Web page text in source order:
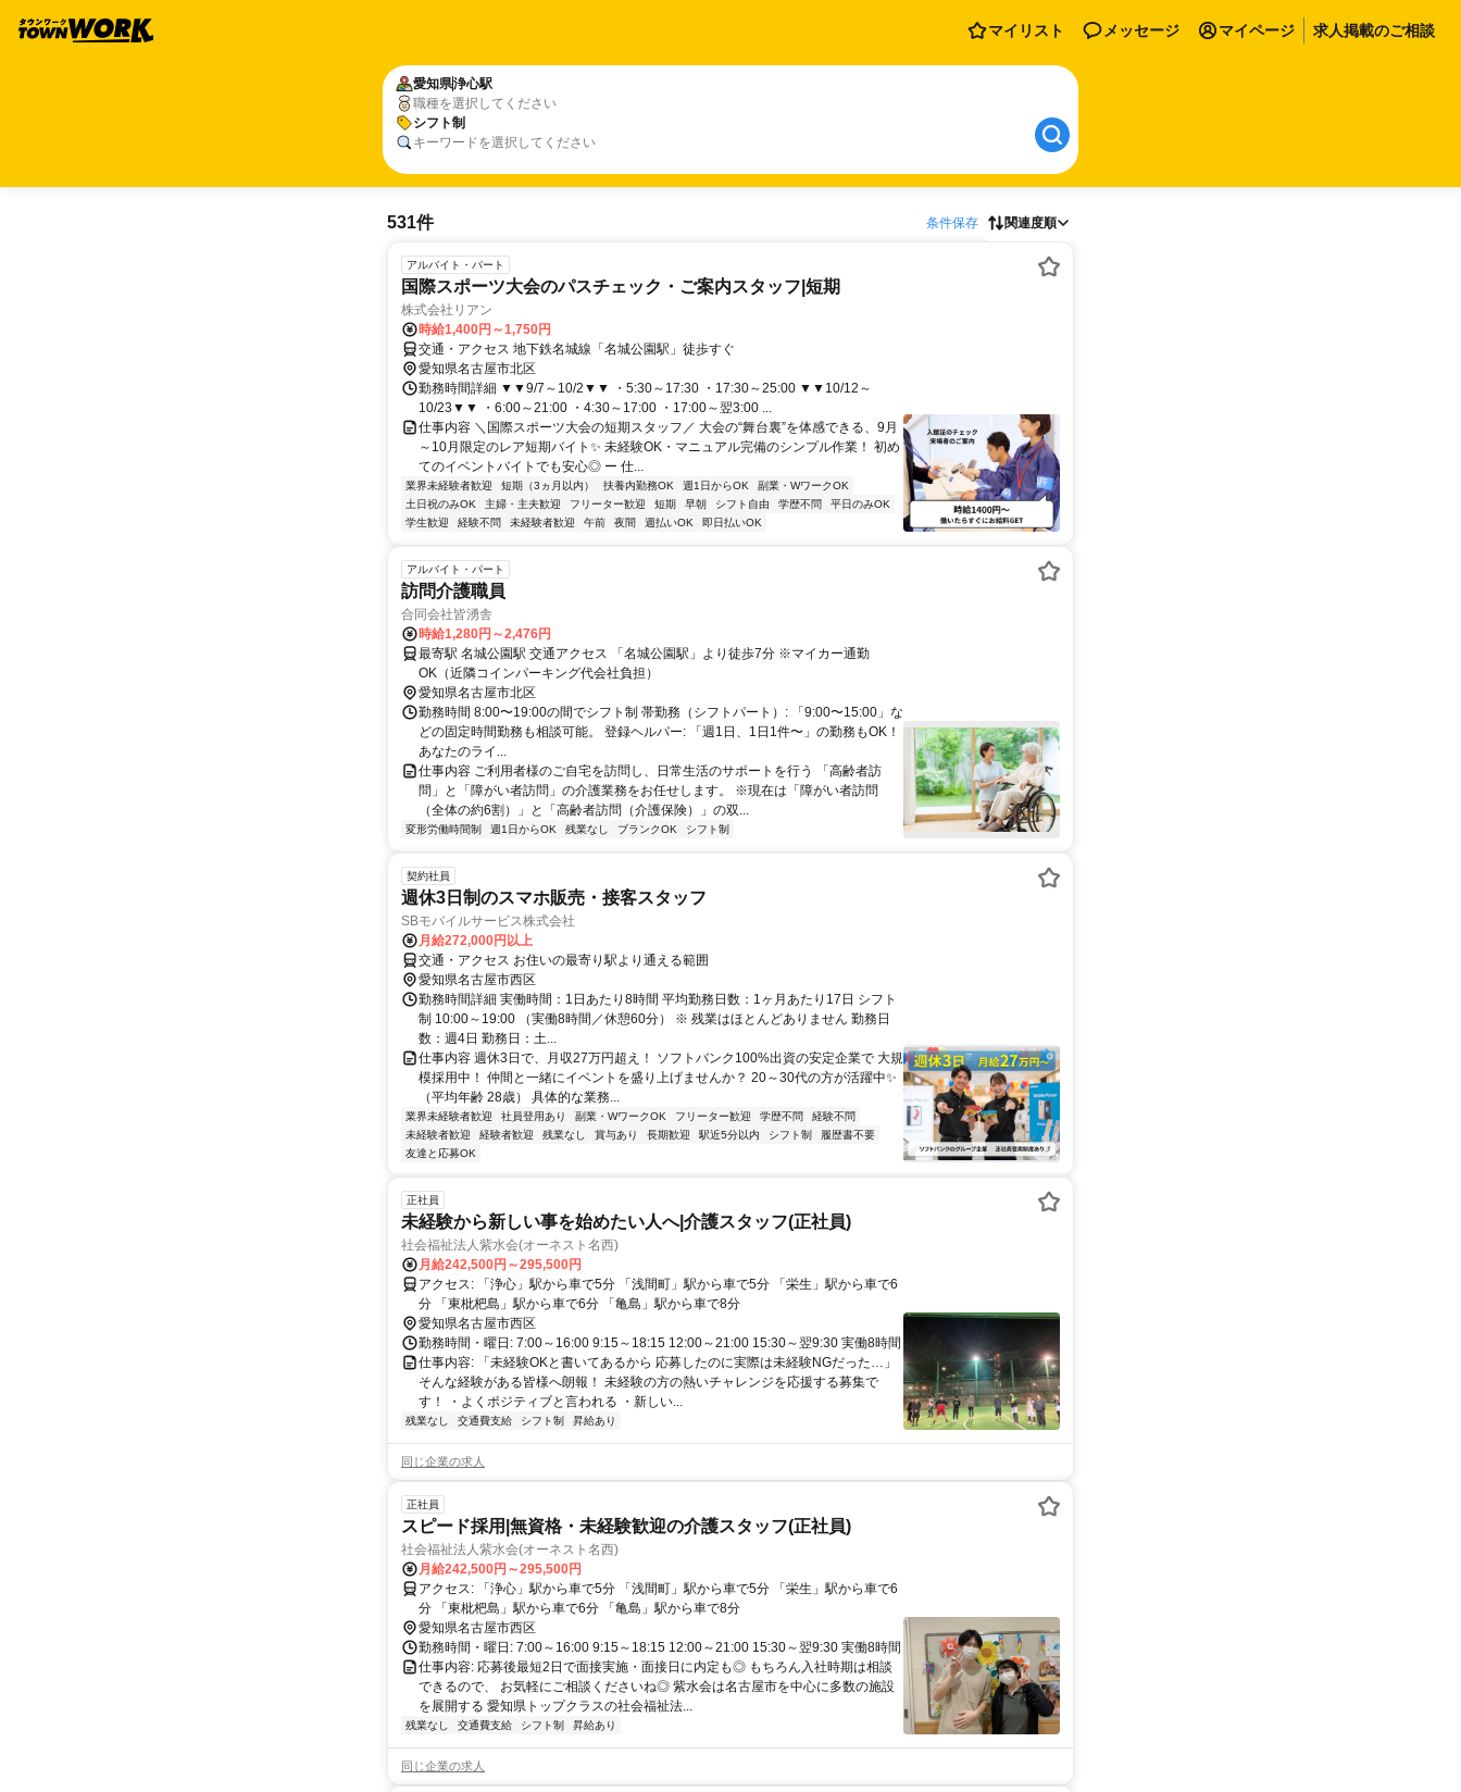
マイリスト メッセージ マイページ 求人掲載のご相談
愛知県浄心駅
職種を選択してください
シフト制
キーワードを選択してください
531件 条件保存 関連度順
アルバイト・パート
国際スポーツ大会のパスチェック・ご案内スタッフ|短期
株式会社リアン
時給1,400円～1,750円
交通・アクセス 地下鉄名城線「名城公園駅」徒歩すぐ
愛知県名古屋市北区
勤務時間詳細 ▼▼9/7～10/2▼▼ ・5:30～17:30 ・17:30～25:00 ▼▼10/12～
10/23▼▼ ・6:00～21:00 ・4:30～17:00 ・17:00～翌3:00 ...
仕事内容 ＼国際スポーツ大会の短期スタッフ／ 大会の“舞台裏”を体感できる、9月
～10月限定のレア短期バイト✨ 未経験OK・マニュアル完備のシンプル作業！ 初め
てのイベントバイトでも安心◎ ー 仕...
業界未経験者歓迎 短期（3ヵ月以内） 扶養内勤務OK 週1日からOK
副業・WワークOK
土日祝のみOK
主婦・主夫歓迎 フリーター歓迎 短期 早朝 シフト自由 学歴不問
平日のみOK
学生歓迎
経験不問 未経験者歓迎 午前 夜間 週払いOK 即日払いOK
アルバイト・パート
訪問介護職員
合同会社皆湧舎
時給1,280円～2,476円
最寄駅 名城公園駅 交通アクセス 「名城公園駅」より徒歩7分 ※マイカー通勤
OK（近隣コインパーキング代会社負担）
愛知県名古屋市北区
勤務時間 8:00〜19:00の間でシフト制 帯勤務（シフトパート）: 「9:00〜15:00」な
どの固定時間勤務も相談可能。 登録ヘルパー: 「週1日、1日1件〜」の勤務もOK！
あなたのライ...
仕事内容 ご利用者様のご自宅を訪問し、日常生活のサポートを行う 「高齢者訪
問」と「障がい者訪問」の介護業務をお任せします。 ※現在は「障がい者訪問
（全体の約6割）」と「高齢者訪問（介護保険）」の双...
変形労働時間制 週1日からOK 残業なし ブランクOK シフト制
契約社員
週休3日制のスマホ販売・接客スタッフ
SBモバイルサービス株式会社
月給272,000円以上
交通・アクセス お住いの最寄り駅より通える範囲
愛知県名古屋市西区
勤務時間詳細 実働時間：1日あたり8時間 平均勤務日数：1ヶ月あたり17日 シフト
制 10:00～19:00 （実働8時間／休憩60分） ※ 残業はほとんどありません 勤務日
数：週4日 勤務日：土...
仕事内容 週休3日で、月収27万円超え！ ソフトバンク100%出資の安定企業で 大規
模採用中！ 仲間と一緒にイベントを盛り上げませんか？ 20～30代の方が活躍中✨
（平均年齢 28歳） 具体的な業務...
業界未経験者歓迎 社員登用あり 副業・WワークOK フリーター歓迎 学歴不問
経験不問
未経験者歓迎
経験者歓迎 残業なし 賞与あり 長期歓迎 駅近5分以内 シフト制
履歴書不要
友達と応募OK
正社員
未経験から新しい事を始めたい人へ|介護スタッフ(正社員)
社会福祉法人紫水会(オーネスト名西)
月給242,500円～295,500円
アクセス: 「浄心」駅から車で5分 「浅間町」駅から車で5分 「栄生」駅から車で6
分 「東枇杷島」駅から車で6分 「亀島」駅から車で8分
愛知県名古屋市西区
勤務時間・曜日: 7:00～16:00 9:15～18:15 12:00～21:00 15:30～翌9:30 実働8時間
仕事内容: 「未経験OKと書いてあるから 応募したのに実際は未経験NGだった…」
そんな経験がある皆様へ朗報！ 未経験の方の熱いチャレンジを応援する募集で
す！ ・よくポジティブと言われる ・新しい...
残業なし 交通費支給 シフト制 昇給あり
同じ企業の求人
正社員
スピード採用|無資格・未経験歓迎の介護スタッフ(正社員)
社会福祉法人紫水会(オーネスト名西)
月給242,500円～295,500円
アクセス: 「浄心」駅から車で5分 「浅間町」駅から車で5分 「栄生」駅から車で6
分 「東枇杷島」駅から車で6分 「亀島」駅から車で8分
愛知県名古屋市西区
勤務時間・曜日: 7:00～16:00 9:15～18:15 12:00～21:00 15:30～翌9:30 実働8時間
仕事内容: 応募後最短2日で面接実施・面接日に内定も◎ もちろん入社時期は相談
できるので、 お気軽にご相談くださいね◎ 紫水会は名古屋市を中心に多数の施設
を展開する 愛知県トップクラスの社会福祉法...
残業なし 交通費支給 シフト制 昇給あり
同じ企業の求人